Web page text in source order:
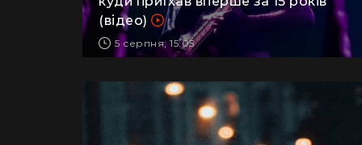
куди приїхав вперше за 15 років
(відео)
5 серпня, 15:05